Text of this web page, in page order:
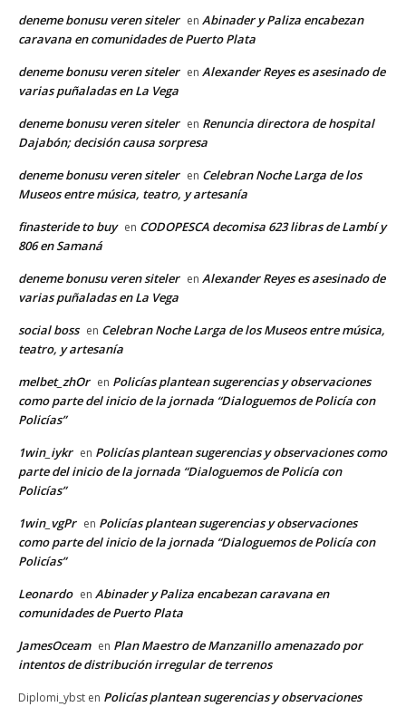
deneme bonusu veren siteler en Abinader y Paliza encabezan
caravana en comunidades de Puerto Plata
deneme bonusu veren siteler en Alexander Reyes es asesinado de
varias puñaladas en La Vega
deneme bonusu veren siteler en Renuncia directora de hospital
Dajabón; decisión causa sorpresa
deneme bonusu veren siteler en Celebran Noche Larga de los
Museos entre música, teatro, y artesanía
finasteride to buy en CODOPESCA decomisa 623 libras de Lambí y
806 en Samaná
deneme bonusu veren siteler en Alexander Reyes es asesinado de
varias puñaladas en La Vega
social boss en Celebran Noche Larga de los Museos entre música,
teatro, y artesanía
melbet_zhOr en Policías plantean sugerencias y observaciones
como parte del inicio de la jornada “Dialoguemos de Policía con
Policías”
1win_iykr en Policías plantean sugerencias y observaciones como
parte del inicio de la jornada “Dialoguemos de Policía con
Policías”
1win_vgPr en Policías plantean sugerencias y observaciones
como parte del inicio de la jornada “Dialoguemos de Policía con
Policías”
Leonardo en Abinader y Paliza encabezan caravana en
comunidades de Puerto Plata
JamesOceam en Plan Maestro de Manzanillo amenazado por
intentos de distribución irregular de terrenos
Diplomi_ybst en Policías plantean sugerencias y observaciones